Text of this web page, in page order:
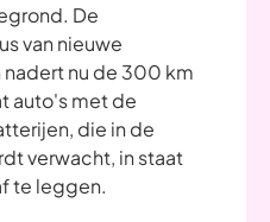
De
van nieuwe
nu de 300 km
auto's met de
die in de
verwacht, in staat
te leggen.